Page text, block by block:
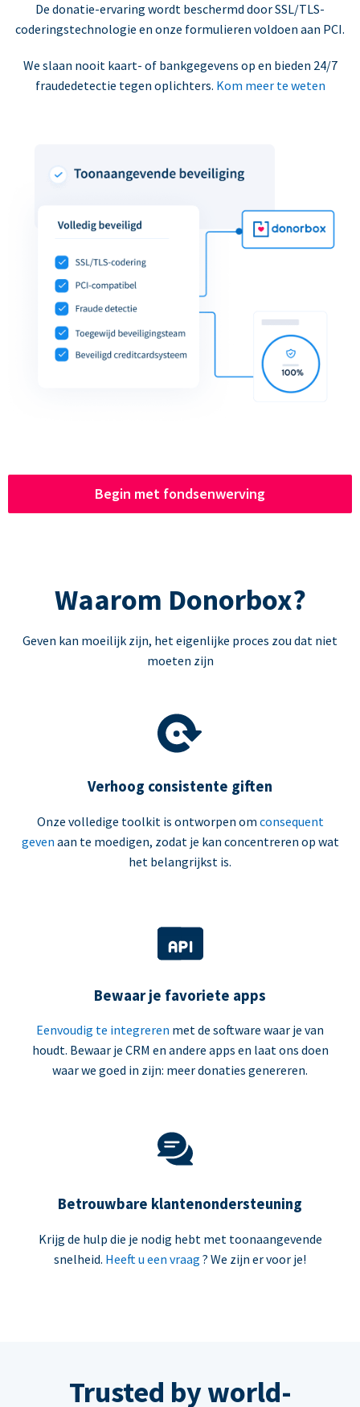
De donatie-ervaring wordt beschermd door SSL/TLS-
coderingstechnologie en onze formulieren voldoen aan PCI.
We slaan nooit kaart- of bankgegevens op en bieden 24/7
fraudedetectie tegen oplichters. Kom meer te weten
Begin met fondsenwerving
Waarom Donorbox?
Geven kan moeilijk zijn, het eigenlijke proces zou dat niet
moeten zijn
Verhoog consistente giften
Onze volledige toolkit is ontworpen om consequent
geven aan te moedigen, zodat je kan concentreren op wat
het belangrijkst is.
Bewaar je favoriete apps
Eenvoudig te integreren met de software waar je van
houdt. Bewaar je CRM en andere apps en laat ons doen
waar we goed in zijn: meer donaties genereren.
Betrouwbare klantenondersteuning
Krijg de hulp die je nodig hebt met toonaangevende
snelheid. Heeft u een vraag ? We zijn er voor je!
Trusted by world-